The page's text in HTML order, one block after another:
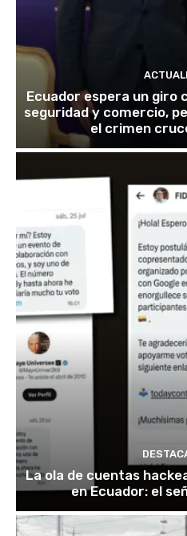
Ecuador espera un giro
seguridad y comercio,
el crimen
La ola de cuentas
en Ecuador: el